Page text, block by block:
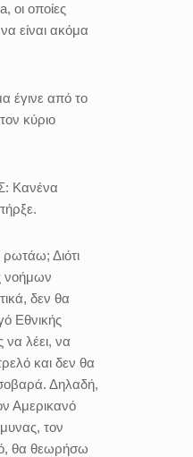
οι οποίες
είναι ακόμα
έγινε από το
κύριο
Κανένα
ρωτάω; Διότι
νοήμων
δεν θα
Εθνικής
λέει, να
και δεν θα
Δηλαδή,
Αμερικανό
τον
θα θεωρήσω